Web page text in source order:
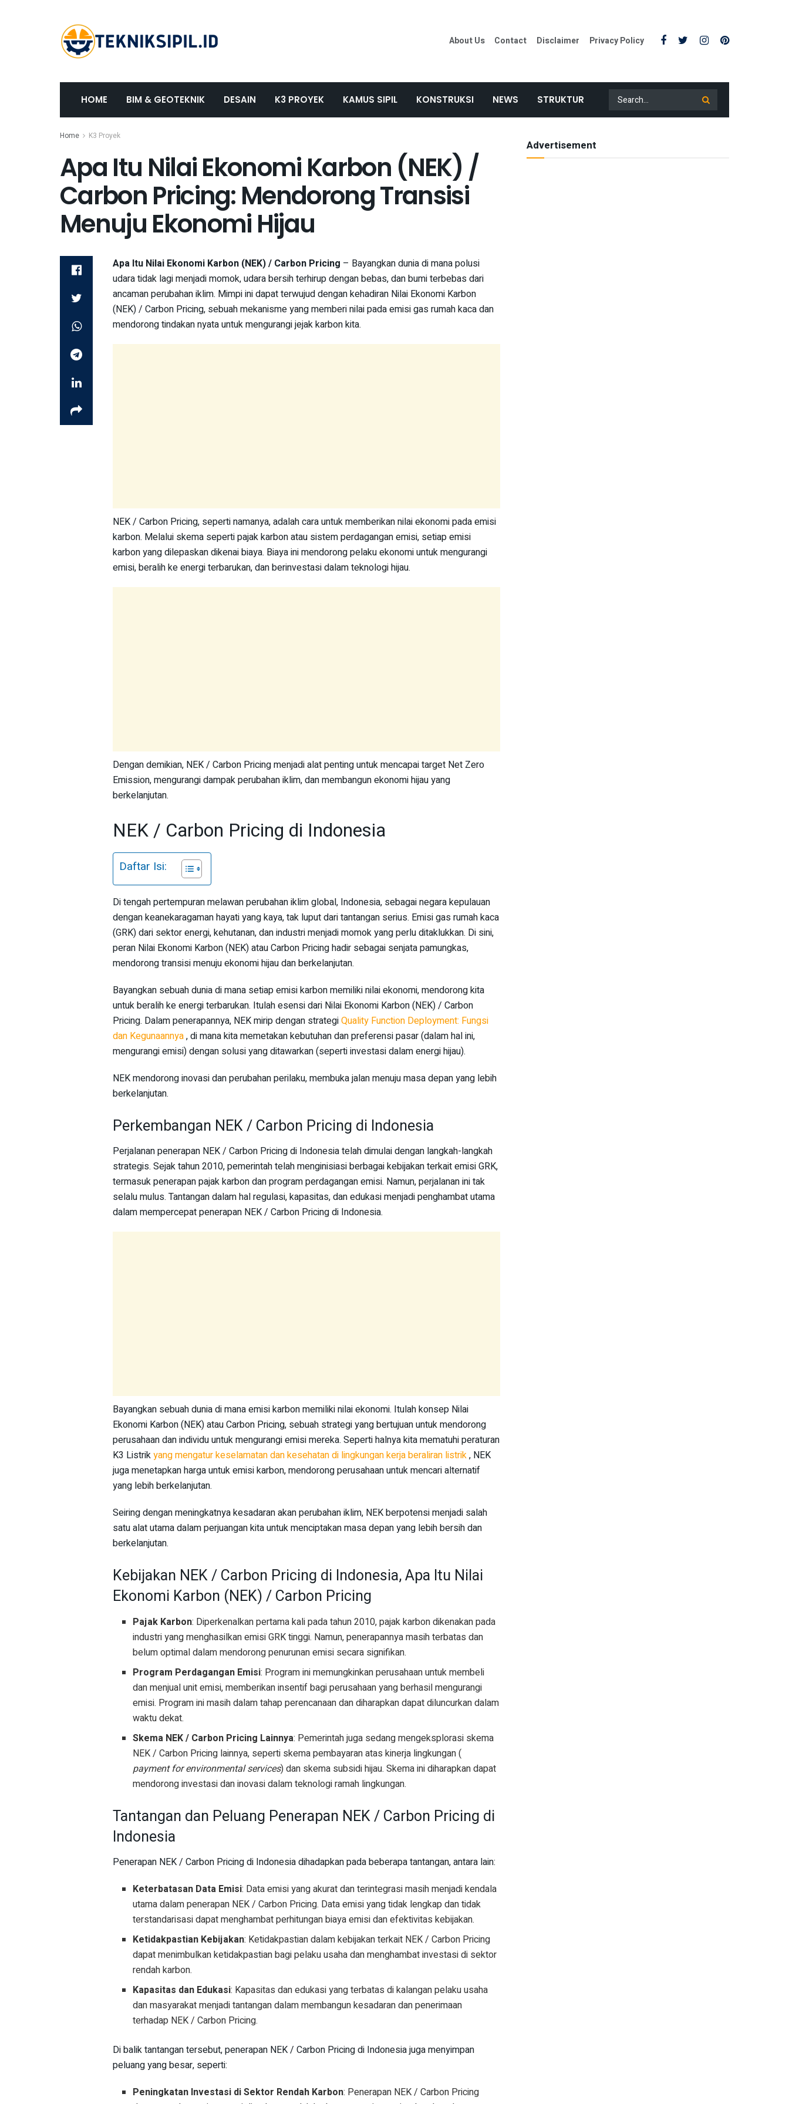
About Us Contact Disclaimer Privacy Policy
HOME BIM & GEOTEKNIK DESAIN K3 PROYEK KAMUS SIPIL KONSTRUKSI NEWS STRUKTUR
Home K3 Proyek
Apa Itu Nilai Ekonomi Karbon (NEK) /
Carbon Pricing: Mendorong Transisi
Menuju Ekonomi Hijau
Apa Itu Nilai Ekonomi Karbon (NEK) / Carbon Pricing – Bayangkan dunia di mana polusi
udara tidak lagi menjadi momok, udara bersih terhirup dengan bebas, dan bumi terbebas dari
ancaman perubahan iklim. Mimpi ini dapat terwujud dengan kehadiran Nilai Ekonomi Karbon
(NEK) / Carbon Pricing, sebuah mekanisme yang memberi nilai pada emisi gas rumah kaca dan
mendorong tindakan nyata untuk mengurangi jejak karbon kita.
NEK / Carbon Pricing, seperti namanya, adalah cara untuk memberikan nilai ekonomi pada emisi
karbon. Melalui skema seperti pajak karbon atau sistem perdagangan emisi, setiap emisi
karbon yang dilepaskan dikenai biaya. Biaya ini mendorong pelaku ekonomi untuk mengurangi
emisi, beralih ke energi terbarukan, dan berinvestasi dalam teknologi hijau.
Dengan demikian, NEK / Carbon Pricing menjadi alat penting untuk mencapai target Net Zero
Emission, mengurangi dampak perubahan iklim, dan membangun ekonomi hijau yang
berkelanjutan.
NEK / Carbon Pricing di Indonesia
Daftar Isi:
Di tengah pertempuran melawan perubahan iklim global, Indonesia, sebagai negara kepulauan
dengan keanekaragaman hayati yang kaya, tak luput dari tantangan serius. Emisi gas rumah kaca
(GRK) dari sektor energi, kehutanan, dan industri menjadi momok yang perlu ditaklukkan. Di sini,
peran Nilai Ekonomi Karbon (NEK) atau Carbon Pricing hadir sebagai senjata pamungkas,
mendorong transisi menuju ekonomi hijau dan berkelanjutan.
Bayangkan sebuah dunia di mana setiap emisi karbon memiliki nilai ekonomi, mendorong kita
untuk beralih ke energi terbarukan. Itulah esensi dari Nilai Ekonomi Karbon (NEK) / Carbon
Pricing. Dalam penerapannya, NEK mirip dengan strategiQuality Function Deployment: Fungsi
dan Kegunaannya, di mana kita memetakan kebutuhan dan preferensi pasar (dalam hal ini,
mengurangi emisi) dengan solusi yang ditawarkan (seperti investasi dalam energi hijau).
NEK mendorong inovasi dan perubahan perilaku, membuka jalan menuju masa depan yang lebih
berkelanjutan.
Perkembangan NEK / Carbon Pricing di Indonesia
Perjalanan penerapan NEK / Carbon Pricing di Indonesia telah dimulai dengan langkah-langkah
strategis. Sejak tahun 2010, pemerintah telah menginisiasi berbagai kebijakan terkait emisi GRK,
termasuk penerapan pajak karbon dan program perdagangan emisi. Namun, perjalanan ini tak
selalu mulus. Tantangan dalam hal regulasi, kapasitas, dan edukasi menjadi penghambat utama
dalam mempercepat penerapan NEK / Carbon Pricing di Indonesia.
Bayangkan sebuah dunia di mana emisi karbon memiliki nilai ekonomi. Itulah konsep Nilai
Ekonomi Karbon (NEK) atau Carbon Pricing, sebuah strategi yang bertujuan untuk mendorong
perusahaan dan individu untuk mengurangi emisi mereka. Seperti halnya kita mematuhi peraturan
K3 Listrikyang mengatur keselamatan dan kesehatan di lingkungan kerja beraliran listrik, NEK
juga menetapkan harga untuk emisi karbon, mendorong perusahaan untuk mencari alternatif
yang lebih berkelanjutan.
Seiring dengan meningkatnya kesadaran akan perubahan iklim, NEK berpotensi menjadi salah
satu alat utama dalam perjuangan kita untuk menciptakan masa depan yang lebih bersih dan
berkelanjutan.
Kebijakan NEK / Carbon Pricing di Indonesia, Apa Itu Nilai
Ekonomi Karbon (NEK) / Carbon Pricing
Pajak Karbon: Diperkenalkan pertama kali pada tahun 2010, pajak karbon dikenakan pada
industri yang menghasilkan emisi GRK tinggi. Namun, penerapannya masih terbatas dan
belum optimal dalam mendorong penurunan emisi secara signifikan.
Program Perdagangan Emisi: Program ini memungkinkan perusahaan untuk membeli
dan menjual unit emisi, memberikan insentif bagi perusahaan yang berhasil mengurangi
emisi. Program ini masih dalam tahap perencanaan dan diharapkan dapat diluncurkan dalam
waktu dekat.
Skema NEK / Carbon Pricing Lainnya: Pemerintah juga sedang mengeksplorasi skema
NEK / Carbon Pricing lainnya, seperti skema pembayaran atas kinerja lingkungan (
payment for environmental services) dan skema subsidi hijau. Skema ini diharapkan dapat
mendorong investasi dan inovasi dalam teknologi ramah lingkungan.
Tantangan dan Peluang Penerapan NEK / Carbon Pricing di
Indonesia
Penerapan NEK / Carbon Pricing di Indonesia dihadapkan pada beberapa tantangan, antara lain:
Keterbatasan Data Emisi: Data emisi yang akurat dan terintegrasi masih menjadi kendala
utama dalam penerapan NEK / Carbon Pricing. Data emisi yang tidak lengkap dan tidak
terstandarisasi dapat menghambat perhitungan biaya emisi dan efektivitas kebijakan.
Ketidakpastian Kebijakan: Ketidakpastian dalam kebijakan terkait NEK / Carbon Pricing
dapat menimbulkan ketidakpastian bagi pelaku usaha dan menghambat investasi di sektor
rendah karbon.
Kapasitas dan Edukasi: Kapasitas dan edukasi yang terbatas di kalangan pelaku usaha
dan masyarakat menjadi tantangan dalam membangun kesadaran dan penerimaan
terhadap NEK / Carbon Pricing.
Di balik tantangan tersebut, penerapan NEK / Carbon Pricing di Indonesia juga menyimpan
peluang yang besar, seperti:
Peningkatan Investasi di Sektor Rendah Karbon: Penerapan NEK / Carbon Pricing
Advertisement